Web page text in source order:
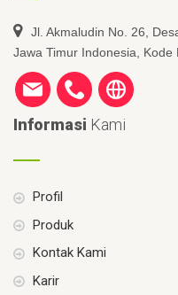
Jl. Akmaludin No. 26,
Jawa Timur Indonesia, Kode
Informasi Kami
Profil
Produk
Kontak Kami
Karir